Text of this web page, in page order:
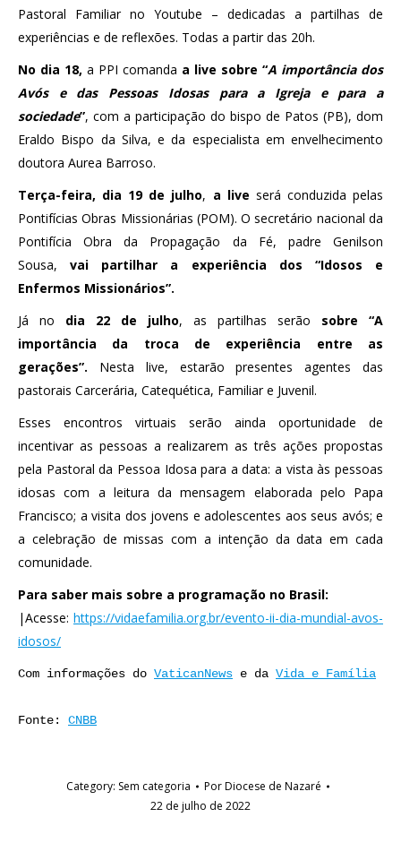
Pastoral Familiar no Youtube – dedicadas a partilhas de
experiências e de reflexões. Todas a partir das 20h.
No dia 18, a PPI comanda a live sobre “A importância dos
Avós e das Pessoas Idosas para a Igreja e para a
sociedade”, com a participação do bispo de Patos (PB), dom
Eraldo Bispo da Silva, e da especialista em envelhecimento
doutora Aurea Barroso.
Terça-feira, dia 19 de julho, a live será conduzida pelas
Pontifícias Obras Missionárias (POM). O secretário nacional da
Pontifícia Obra da Propagação da Fé, padre Genilson
Sousa,vai partilhar a experiência dos “Idosos e
Enfermos Missionários”.
Já no dia 22 de julho, as partilhas serão sobre “A
importância da troca de experiência entre as
gerações”. Nesta live, estarão presentes agentes das
pastorais Carcerária, Catequética, Familiar e Juvenil.
Esses encontros virtuais serão ainda oportunidade de
incentivar as pessoas a realizarem as três ações propostas
pela Pastoral da Pessoa Idosa para a data: a vista às pessoas
idosas com a leitura da mensagem elaborada pelo Papa
Francisco; a visita dos jovens e adolescentes aos seus avós; e
a celebração de missas com a intenção da data em cada
comunidade.
Para saber mais sobre a programação no Brasil:
|Acesse: https://vidaefamilia.org.br/evento-ii-dia-mundial-avos-
idosos/
Com informações do VaticanNews e da Vida e Família
Fonte: CNBB
Category: Sem categoria PorDiocese de Nazaré
22 de julho de 2022